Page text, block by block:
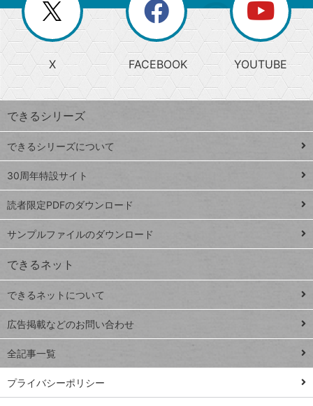
じ
る
search
検
索
上
昇
ワ
ー
ド
Google
スプレ
ッドシ
ート
iPhone
VLOOKUP
close
閉じ
る
閉
じ
る
ー
か
ら
探
す
ト
ッ
プ
ペ
ジ
連載
Excel Q&A
トイアンナ流仕
事術
PowerAutomate
ではじめる業務
の完全自動化
X FACEBOOK YOUTUBE
できるシリーズ
できるシリーズについて
30周年特設サイト
読者限定PDFのダウンロード
サンプルファイルのダウンロード
できるネット
できるネットについて
広告掲載などのお問い合わせ
全記事一覧
プライバシーポリシー